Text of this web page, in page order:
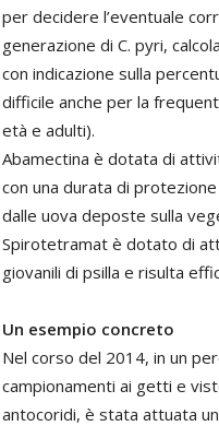
per decidere l’eventuale
generazione di C. pyri,
con indicazione sulla
difficile anche per la
età e adulti).
Abamectina è dotata di
con una durata di
dalle uova deposte sulla
Spirotetramat è dotato di
giovanili di psilla e risulta
Un esempio concreto
Nel corso del 2014, in un
campionamenti ai getti e
antocoridi, è stata attuata